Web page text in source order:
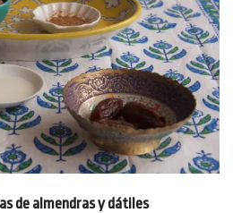
de almendras y dátiles